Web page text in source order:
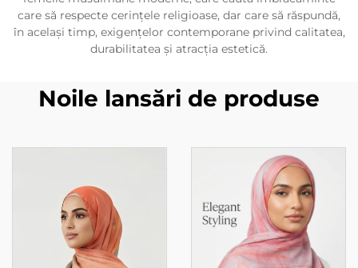
care să respecte cerințele religioase, dar care să răspundă,
în același timp, exigențelor contemporane privind calitatea,
durabilitatea și atracția estetică.
Noile lansări de produse